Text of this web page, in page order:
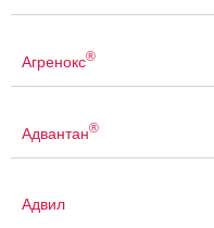
Агренокс®
Адвантан®
Адвил